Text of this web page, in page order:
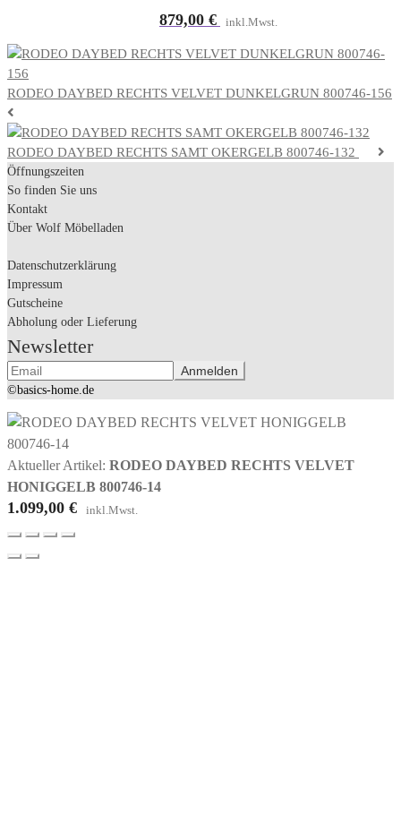
879,00 € inkl.Mwst.
RODEO DAYBED RECHTS VELVET DUNKELGRUN 800746-156
RODEO DAYBED RECHTS SAMT OKERGELB 800746-132
Öffnungszeiten
So finden Sie uns
Kontakt
Über Wolf Möbelladen
Datenschutzerklärung
Impressum
Gutscheine
Abholung oder Lieferung
Newsletter
©basics-home.de
Aktueller Artikel: RODEO DAYBED RECHTS VELVET
HONIGGELB 800746-14
1.099,00 € inkl.Mwst.